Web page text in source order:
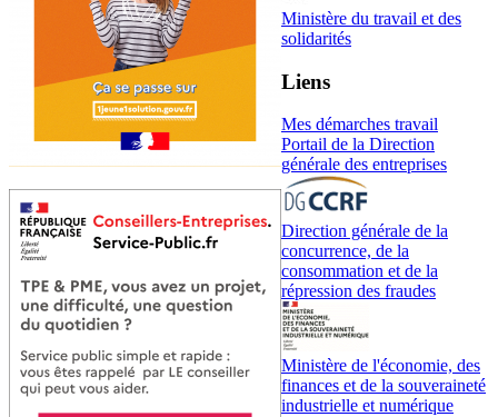
Ministère du travail et des
solidarités
Liens
Mes démarches travail
Portail de la Direction
générale des entreprises
Direction générale de la
concurrence, de la
consommation et de la
répression des fraudes
Ministère de l'économie, des
finances et de la souveraineté
industrielle et numérique